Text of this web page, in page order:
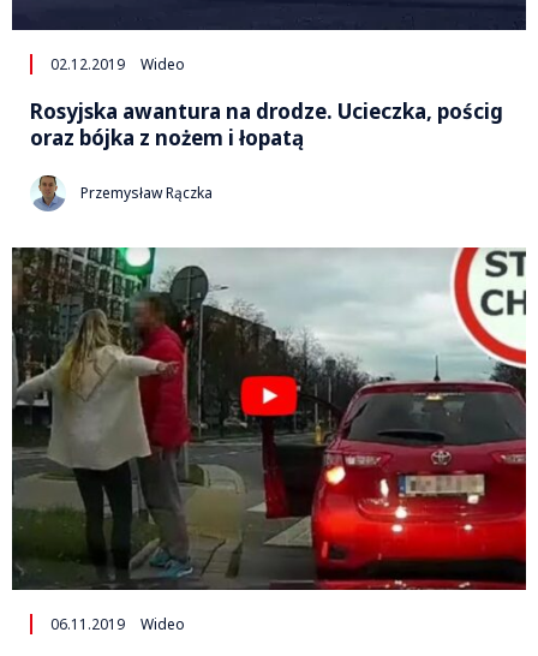
02.12.2019 Wideo
Rosyjska awantura na drodze. Ucieczka, pościg
oraz bójka z nożem i łopatą
Przemysław Rączka
06.11.2019 Wideo